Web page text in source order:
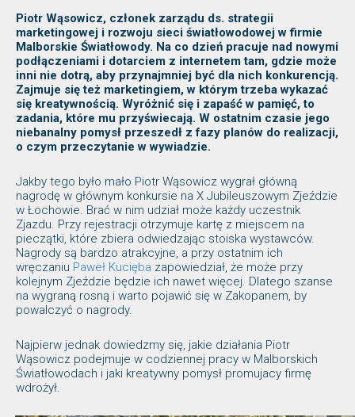
Piotr Wąsowicz, członek zarządu ds. strategii
marketingowej i rozwoju sieci światłowodowej w firmie
Malborskie Światłowody. Na co dzień pracuje nad nowymi
podłączeniami i dotarciem z internetem tam, gdzie może
inni nie dotrą, aby przynajmniej być dla nich konkurencją.
Zajmuje się też marketingiem, w którym trzeba wykazać
się kreatywnością. Wyróżnić się i zapaść w pamięć, to
zadania, które mu przyświecają. W ostatnim czasie jego
niebanalny pomysł przeszedł z fazy planów do realizacji,
o czym przeczytanie w wywiadzie.
Jakby tego było mało Piotr Wąsowicz wygrał główną
nagrodę w głównym konkursie na X Jubileuszowym Zjeździe
w Łochowie. Brać w nim udział może każdy uczestnik
Zjazdu. Przy rejestracji otrzymuje kartę z miejscem na
pieczątki, które zbiera odwiedzając stoiska wystawców.
Nagrody są bardzo atrakcyjne, a przy ostatnim ich
wręczaniu Paweł Kucięba zapowiedział, że może przy
kolejnym Zjeździe będzie ich nawet więcej. Dlatego szanse
na wygraną rosną i warto pojawić się w Zakopanem, by
powalczyć o nagrody.
Najpierw jednak dowiedzmy się, jakie działania Piotr
Wąsowicz podejmuje w codziennej pracy w Malborskich
Światłowodach i jaki kreatywny pomysł promujacy firmę
wdrożył.